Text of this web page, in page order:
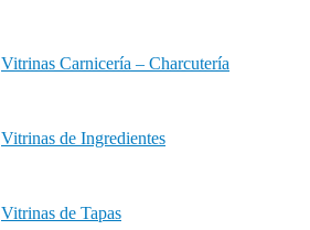
Vitrinas Carnicería – Charcutería
Vitrinas de Ingredientes
Vitrinas de Tapas